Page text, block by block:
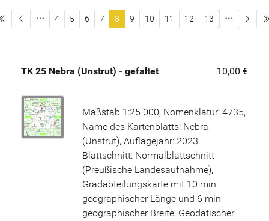
erste Seite 4 5 6 7 8 9 10 11 12 13
TK 25 Nebra (Unstrut) - gefaltet 10,00 €
Maßstab 1:25 000, Nomenklatur: 4735,
Name des Kartenblatts: Nebra
(Unstrut), Auflagejahr: 2023,
Blattschnitt: Normalblattschnitt
(Preußische Landesaufnahme),
Gradabteilungskarte mit 10 min
geographischer Länge und 6 min
geographischer Breite, Geodätischer